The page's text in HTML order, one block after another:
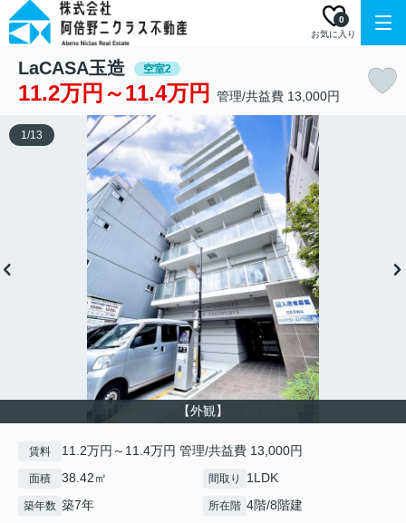
お気に入り
0
LaCASA玉造 空室2
11.2万円～11.4万円 管理/共益費 13,000円
【外観】
1/13
賃料 11.2万円～11.4万円 管理/共益費 13,000円
面積 38.42㎡ 間取り 1LDK
築年数 築7年 所在階 4階/8階建